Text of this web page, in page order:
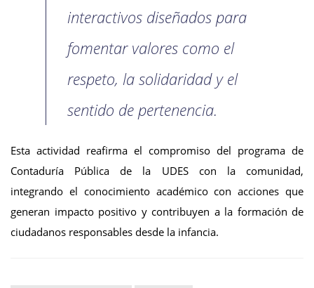
interactivos diseñados para
fomentar valores como el
respeto, la solidaridad y el
sentido de pertenencia.
Esta actividad reafirma el compromiso del programa de
Contaduría Pública de la UDES con la comunidad,
integrando el conocimiento académico con acciones que
generan impacto positivo y contribuyen a la formación de
ciudadanos responsables desde la infancia.